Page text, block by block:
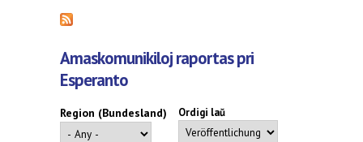
Amaskomunikiloj raportas pri
Esperanto
Region (Bundesland) Ordigi laŭ